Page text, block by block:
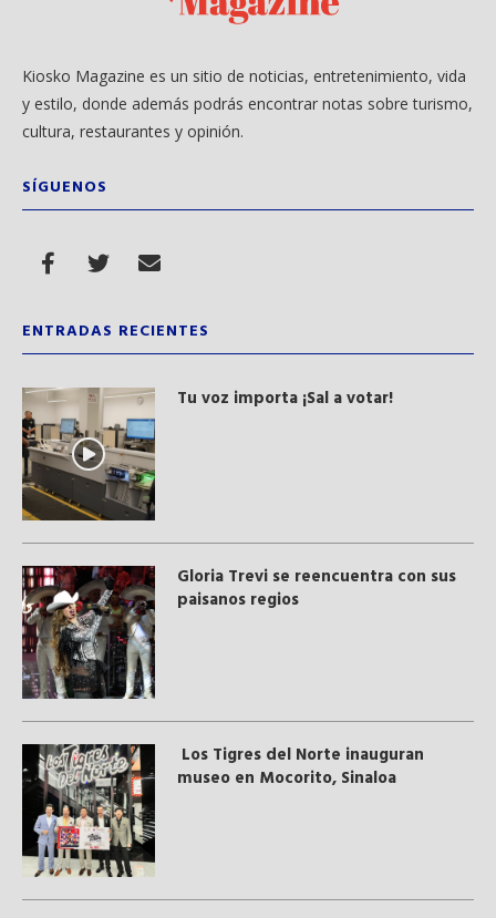
Kiosko Magazine es un sitio de noticias, entretenimiento, vida
y estilo, donde además podrás encontrar notas sobre turismo,
cultura, restaurantes y opinión.
SÍGUENOS
ENTRADAS RECIENTES
Tu voz importa ¡Sal a votar!
Gloria Trevi se reencuentra con sus
paisanos regios
Los Tigres del Norte inauguran
museo en Mocorito, Sinaloa